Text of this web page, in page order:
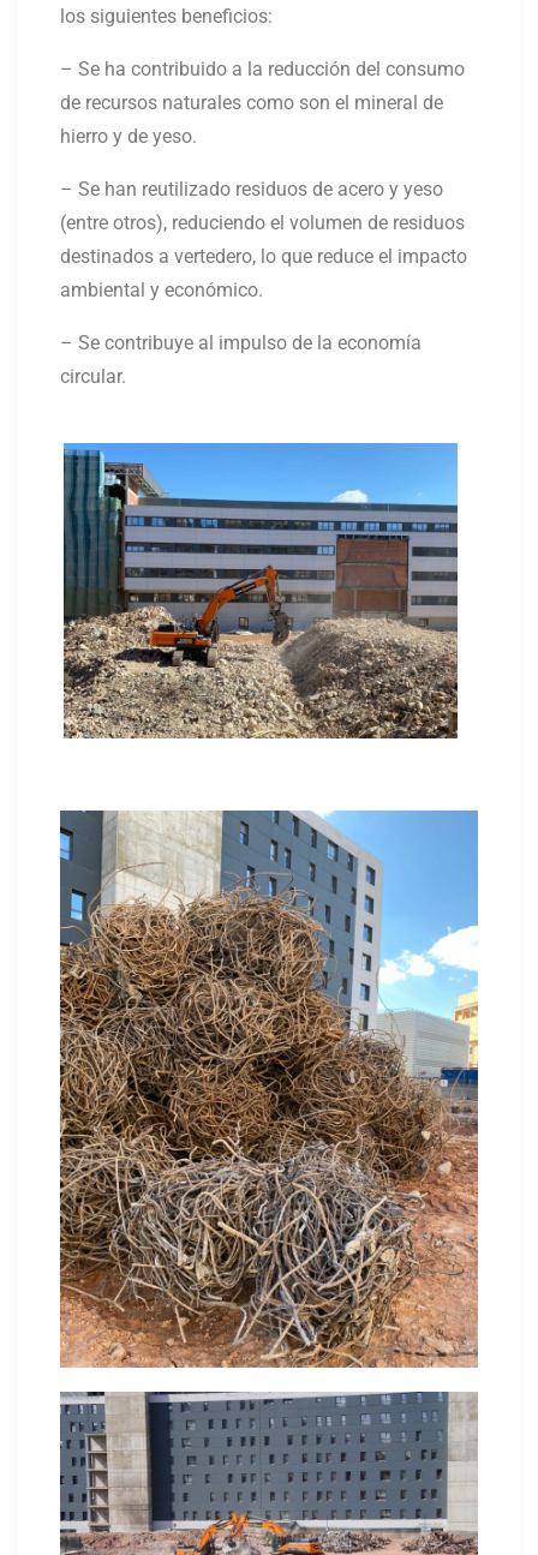
los siguientes beneficios:
– Se ha contribuido a la reducción del consumo
de recursos naturales como son el mineral de
hierro y de yeso.
– Se han reutilizado residuos de acero y yeso
(entre otros), reduciendo el volumen de residuos
destinados a vertedero, lo que reduce el impacto
ambiental y económico.
– Se contribuye al impulso de la economía
circular.